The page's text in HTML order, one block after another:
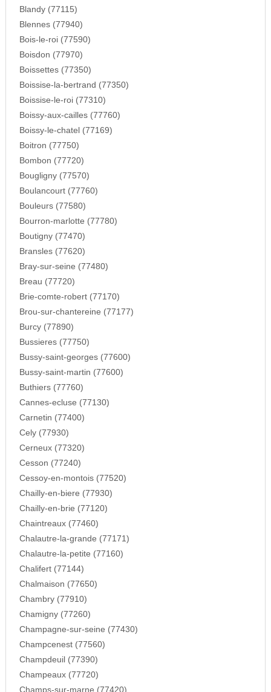
Blandy (77115)
Blennes (77940)
Bois-le-roi (77590)
Boisdon (77970)
Boissettes (77350)
Boissise-la-bertrand (77350)
Boissise-le-roi (77310)
Boissy-aux-cailles (77760)
Boissy-le-chatel (77169)
Boitron (77750)
Bombon (77720)
Bougligny (77570)
Boulancourt (77760)
Bouleurs (77580)
Bourron-marlotte (77780)
Boutigny (77470)
Bransles (77620)
Bray-sur-seine (77480)
Breau (77720)
Brie-comte-robert (77170)
Brou-sur-chantereine (77177)
Burcy (77890)
Bussieres (77750)
Bussy-saint-georges (77600)
Bussy-saint-martin (77600)
Buthiers (77760)
Cannes-ecluse (77130)
Carnetin (77400)
Cely (77930)
Cerneux (77320)
Cesson (77240)
Cessoy-en-montois (77520)
Chailly-en-biere (77930)
Chailly-en-brie (77120)
Chaintreaux (77460)
Chalautre-la-grande (77171)
Chalautre-la-petite (77160)
Chalifert (77144)
Chalmaison (77650)
Chambry (77910)
Chamigny (77260)
Champagne-sur-seine (77430)
Champcenest (77560)
Champdeuil (77390)
Champeaux (77720)
Champs-sur-marne (77420)